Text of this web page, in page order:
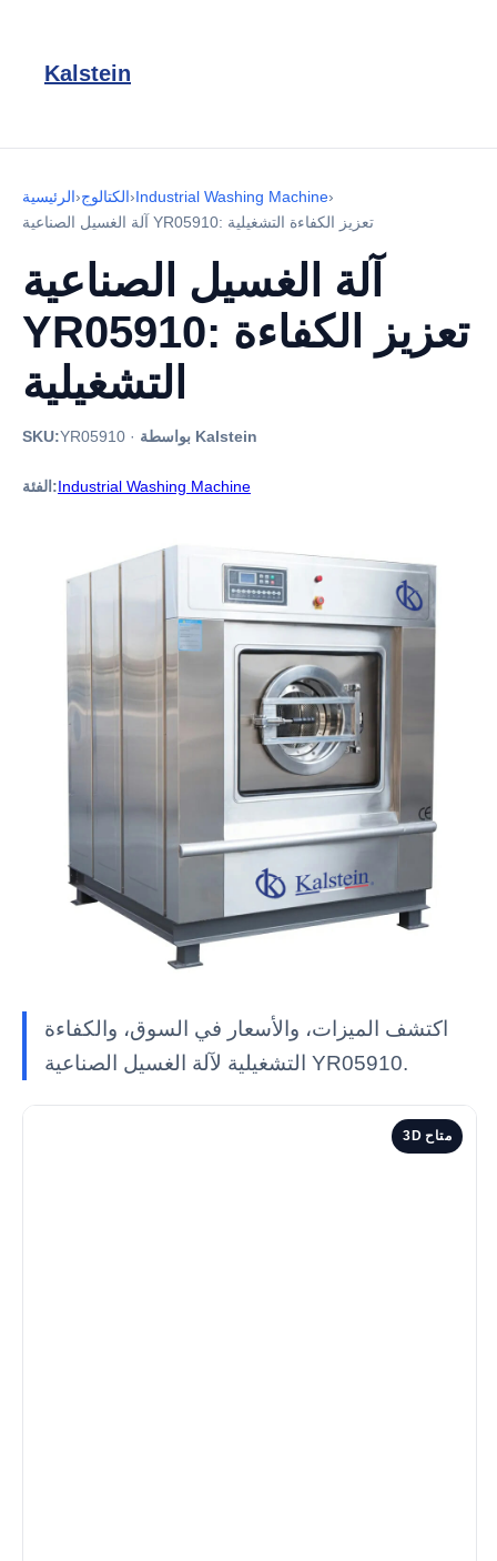
Kalstein
الرئيسية›الكتالوج›Industrial Washing Machine›
آلة الغسيل الصناعية YR05910: تعزيز الكفاءة التشغيلية
آلة الغسيل الصناعية
YR05910: تعزيز الكفاءة
التشغيلية
SKU:YR05910 · بواسطة Kalstein
الفئة:Industrial Washing Machine
اكتشف الميزات، والأسعار في السوق، والكفاءة
التشغيلية لآلة الغسيل الصناعية YR05910.
3D متاح